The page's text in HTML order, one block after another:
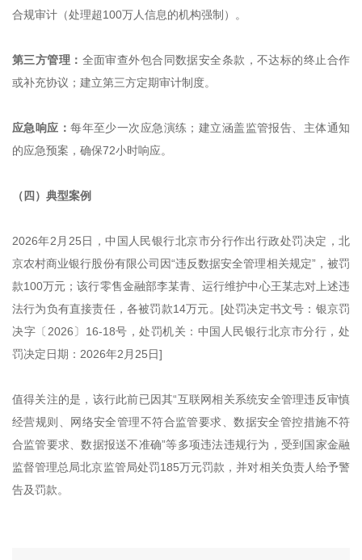
合规审计（处理超100万人信息的机构强制）。
第三方管理： 全面审查外包合同数据安全条款，不达标的终止合作
或补充协议；建立第三方定期审计制度。
应急响应：每年至少一次应急演练；建立涵盖监管报告、主体通知
的应急预案，确保72小时响应。
（四）典型案例
2026年2月25日，中国人民银行北京市分行作出行政处罚决定，北
京农村商业银行股份有限公司因“违反数据安全管理相关规定”，被罚
款100万元；该行零售金融部李某青、运行维护中心王某志对上述违
法行为负有直接责任，各被罚款14万元。[处罚决定书文号：银京罚
决字〔2026〕16-18号，处罚机关：中国人民银行北京市分行，处
罚决定日期：2026年2月25日]
值得关注的是，该行此前已因其“互联网相关系统安全管理违反审慎
经营规则、网络安全管理不符合监管要求、数据安全管控措施不符
合监管要求、数据报送不准确”等多项违法违规行为，受到国家金融
监督管理总局北京监管局处罚185万元罚款，并对相关负责人给予警
告及罚款。